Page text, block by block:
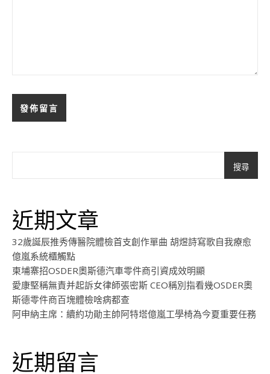
搜尋
近期文章
32歲誕辰推秀傳醫院體檢首支創作單曲 胡煜詩寫歌自我療愈
億嵐系統櫃觸點
柬埔寨招OSDER奧斯德汽車零件商引資成效明顯
愛康堅稱無責并起訴女律師張密斯 CEO稱別指看幾OSDER奧
斯德零件商百塊體檢啥病都查
阿申納主席：續約功勛主帥阿特塔億嵐工學椅為今夏重要任務
近期留言